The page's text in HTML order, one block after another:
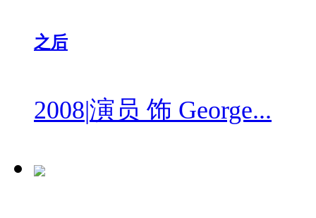
之后
2008|演员 饰 George...